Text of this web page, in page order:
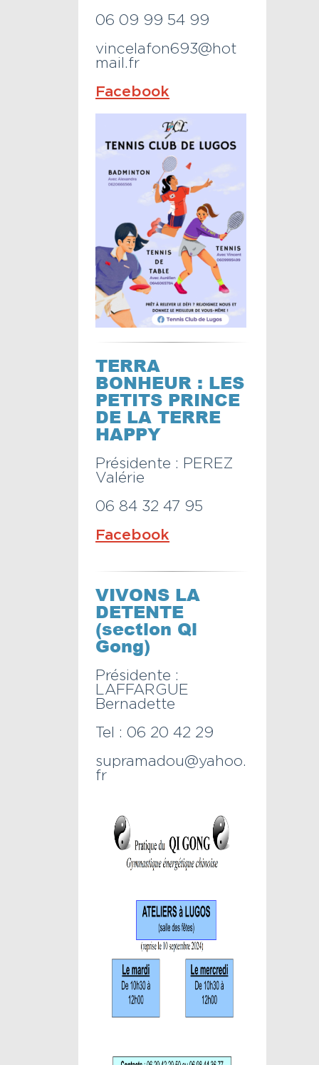
06 09 99 54 99
vincelafon693@hot
mail.fr
Facebook
TERRA
BONHEUR : LES
PETITS PRINCE
DE LA TERRE
HAPPY
Présidente : PEREZ
Valérie
06 84 32 47 95
Facebook
VIVONS LA
DETENTE
(section Qi
Gong)
Présidente :
LAFFARGUE
Bernadette
Tel : 06 20 42 29
supramadou@yahoo.
fr